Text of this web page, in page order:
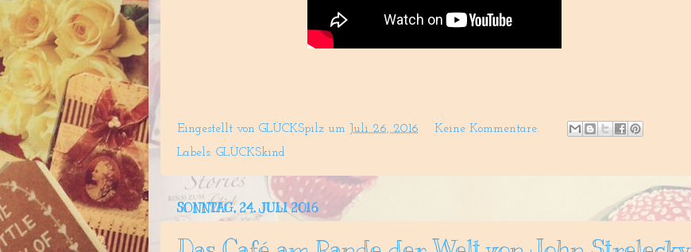
Eingestellt von GLÜCKSpilz um Juli 26, 2016 Keine Kommentare:
Labels: GLÜCKSkind
SONNTAG, 24. JULI 2016